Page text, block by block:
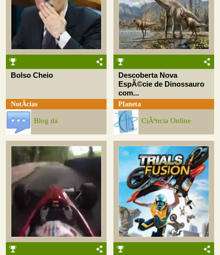
Bolso Cheio
NotÃ­cias
Blog da
Descoberta Nova
EspÃ©cie de Dinossauro
com...
Planeta
CiÃªncia Online